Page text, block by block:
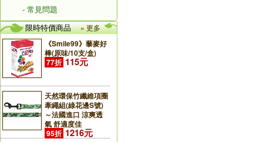
- 常見問題
限時特價商品
» 更多
《Smile99》藜麥好
棒(原味/10支/盒)
77折 115元
天然環保竹纖維項圈
牽繩組(綠花邊S號)
～法國進口 涼爽透
氣 舒適度佳
95折 1216元